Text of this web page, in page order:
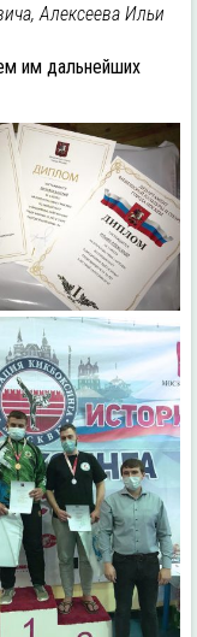
Алексеева Ильи
им дальнейших